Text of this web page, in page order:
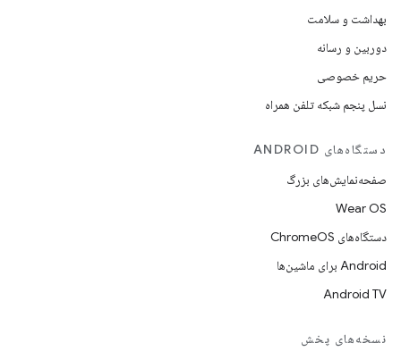
بهداشت و سلامت
دوربین و رسانه
حریم خصوصی
نسل پنجم شبکه تلفن همراه
دستگاه‌های ANDROID
صفحه‌نمایش‌های بزرگ
Wear OS
دستگاه‌های ChromeOS
Android برای ماشین‌ها
Android TV
نسخه‌های پخش